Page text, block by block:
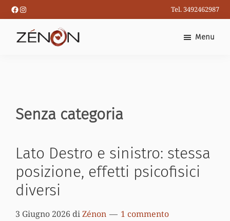
Passa
al
contenuto
Facebook
Instagram Tel. 3492462987
Menu
Senza categoria
Lato Destro e sinistro: stessa
posizione, effetti psicofisici
diversi
3 Giugno 2026 diZénon 1 commento